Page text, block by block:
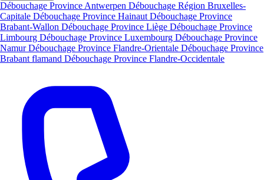
Débouchage Province Antwerpen Débouchage Région Bruxelles-
Capitale Débouchage Province Hainaut Débouchage Province
Brabant-Wallon Débouchage Province Liège Débouchage Province
Limbourg Débouchage Province Luxembourg Débouchage Province
NamurDébouchage Province Flandre-Orientale Débouchage Province
Brabant flamand Débouchage Province Flandre-Occidentale